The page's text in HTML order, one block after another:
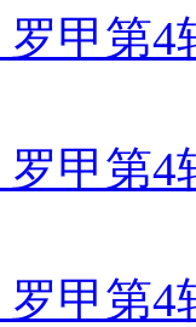
罗甲第
罗甲第
罗甲第